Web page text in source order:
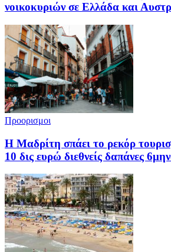
νοικοκυριών σε Ελλάδα και
Προορισμοι
Η Μαδρίτη σπάει το ρεκόρ
10 δις ευρώ διεθνείς δαπάνες